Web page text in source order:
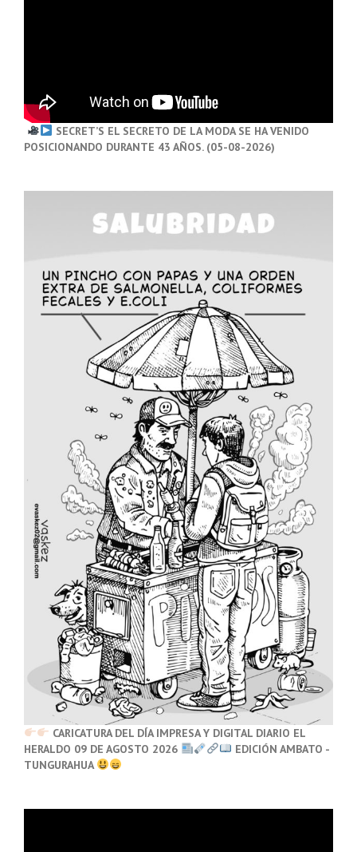
SECRET’S EL SECRETO DE LA MODA SE HA VENIDO
POSICIONANDO DURANTE 43 AÑOS. (05-08-2026)
CARICATURA DEL DÍA IMPRESA Y DIGITAL DIARIO EL
HERALDO 09 DE AGOSTO 2026
EDICIÓN AMBATO -
TUNGURAHUA